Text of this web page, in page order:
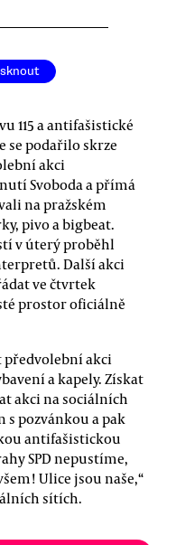
115 a antifašistické
se podařilo skrze
akci
Svoboda a přímá
na pražském
pivo a bigbeat.
v úterý proběhl
Další akci
ve čtvrtek
prostor oficiálně
předvolební akci
a kapely. Získat
akci na sociálních
s pozvánkou a pak
antifašistickou
SPD nepustíme,
Ulice jsou naše,“
sítích.